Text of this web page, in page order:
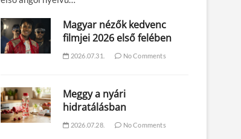
Magyar nézők kedvenc
filmjei 2026 első felében
2026.07.31. No Comments
Meggy a nyári
hidratálásban
2026.07.28. No Comments